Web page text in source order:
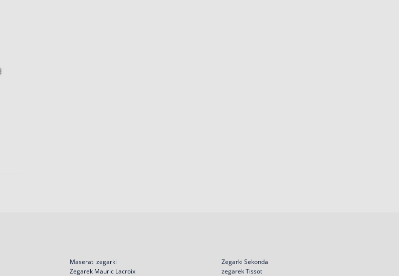
Maserati zegarki
Zegarek Mauric Lacroix
Zegarki Sekonda
zegarek Tissot